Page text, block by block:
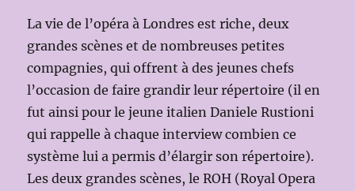
La vie de l’opéra à Londres est riche, deux
grandes scènes et de nombreuses petites
compagnies, qui offrent à des jeunes chefs
l’occasion de faire grandir leur répertoire (il en
fut ainsi pour le jeune italien Daniele Rustioni
qui rappelle à chaque interview combien ce
système lui a permis d’élargir son répertoire).
Les deux grandes scènes, le ROH (Royal Opera